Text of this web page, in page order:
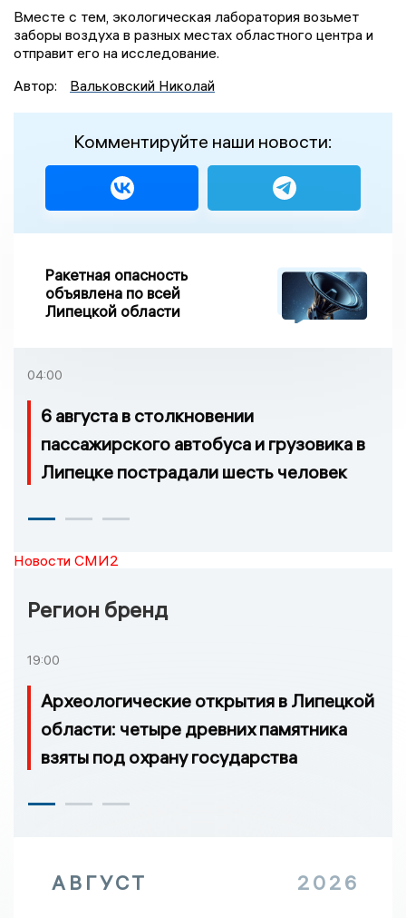
Вместе с тем, экологическая лаборатория возьмет
заборы воздуха в разных местах областного центра и
отправит его на исследование.
Автор:
Вальковский Николай
Комментируйте наши новости:
Ракетная опасность
объявлена по всей
Липецкой области
04:00
6 августа в столкновении
пассажирского автобуса и грузовика в
Липецке пострадали шесть человек
Новости СМИ2
Регион бренд
19:00
Археологические открытия в Липецкой
области: четыре древних памятника
взяты под охрану государства
АВГУСТ 2026